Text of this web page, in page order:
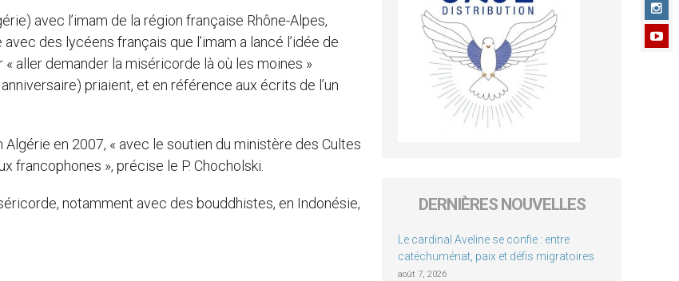
avec l’imam de la région française Rhône-Alpes,
des lycéens français que l’imam a lancé l’idée de
aller demander la miséricorde là où les moines »
anniversaire) priaient, et en référence aux écrits de l’un
en 2007, « avec le soutien du ministère des Cultes
francophones », précise le P. Chocholski.
notamment avec des bouddhistes, en Indonésie,
DERNIÈRES NOUVELLES
Le cardinal Aveline se confie : entre
catéchuménat, paix et défis migratoires
août 7, 2026